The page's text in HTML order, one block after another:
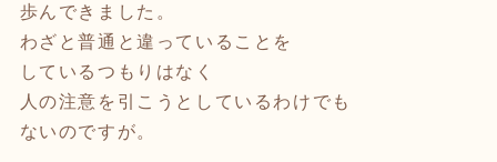
歩んできました。
わざと普通と違っていることを
しているつもりはなく
人の注意を引こうとしているわけでも
ないのですが。